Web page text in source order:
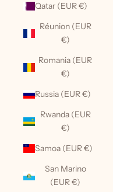
Qatar (EUR €)
Réunion (EUR
€)
Romania (EUR
€)
Russia (EUR €)
Rwanda (EUR
€)
Samoa (EUR €)
San Marino
(EUR €)